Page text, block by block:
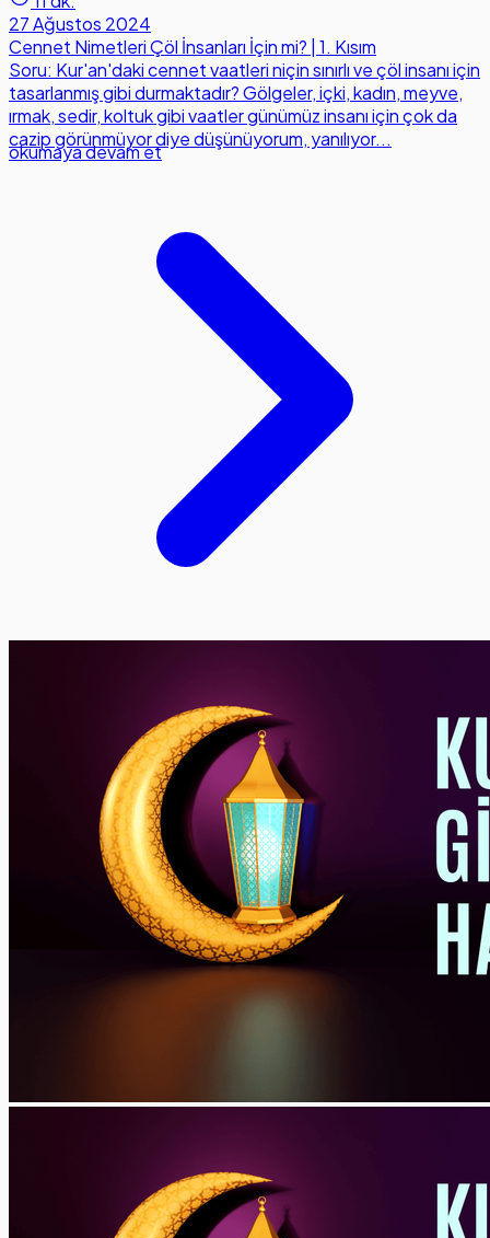
27 Ağustos 2024
Cennet Nimetleri Çöl İnsanları İçin mi? | 1. Kısım
Soru: Kur'an'daki cennet vaatleri niçin sınırlı ve çöl insanı için
tasarlanmış gibi durmaktadır? Gölgeler, içki, kadın, meyve,
ırmak, sedir, koltuk gibi vaatler günümüz insanı için çok da
cazip görünmüyor diye düşünüyorum, yanılıyor...
okumaya devam et